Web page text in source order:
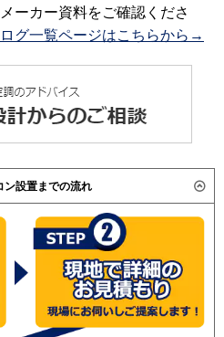
ーカー資料をご確認くださ
グ一覧ページはこちらから→
ン設置までの流れ